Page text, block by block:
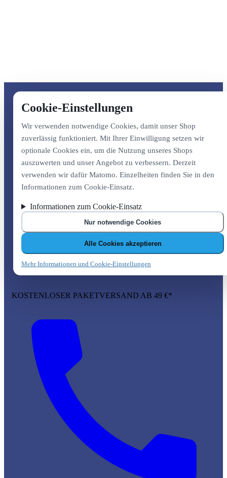
Cookie-Einstellungen
Wir verwenden notwendige Cookies, damit unser Shop
zuverlässig funktioniert. Mit Ihrer Einwilligung setzen wir
optionale Cookies ein, um die Nutzung unseres Shops
auszuwerten und unser Angebot zu verbessern. Derzeit
verwenden wir dafür Matomo. Einzelheiten finden Sie in den
Informationen zum Cookie-Einsatz.
Informationen zum Cookie-Einsatz
Nur notwendige Cookies
Alle Cookies akzeptieren
Mehr Informationen und Cookie-Einstellungen
KOSTENLOSER PAKETVERSAND AB 49 €*